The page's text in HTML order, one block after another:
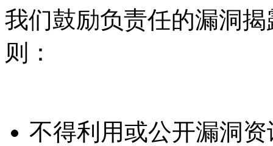
我们鼓励负责任的漏洞
则：
不得利用或公开漏洞资